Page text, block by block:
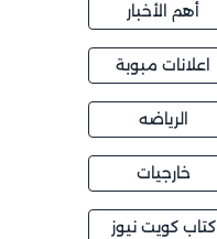
أهم الأخبار
اعلانات مبوبة
الرياضه
خارجيات
كتاب كويت نيوز